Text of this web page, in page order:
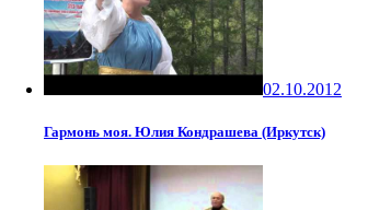
02.10.2012
Гармонь моя. Юлия Кондрашева (Иркутск)